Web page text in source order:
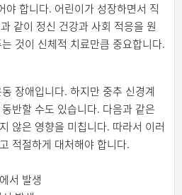
야 합니다. 어린이가 성장하면서 직
같이 정신 건강과 사회 적응을 원
것이 신체적 치료만큼 중요합니다.
장애입니다. 하지만 중추 신경계
반할 수도 있습니다. 다음과 같은
않은 영향을 미칩니다. 따라서 이러
적절하게 대처해야 합니다.
서 발생